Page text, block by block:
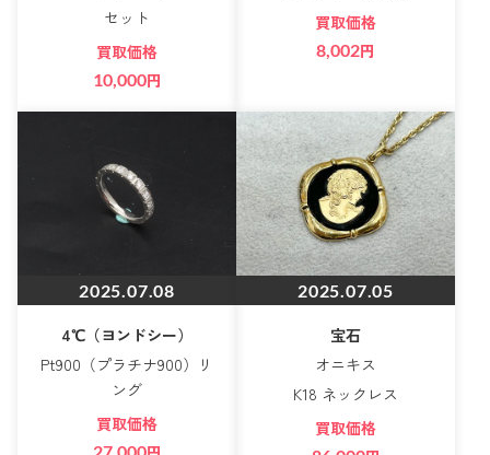
セット
買取価格
10,000円
買取価格
8,002円
2025.07.08
4℃（ヨンドシー）
Pt900（プラチナ900）リ
ング
買取価格
2025.07.05
宝石
オニキス
K18 ネックレス
買取価格